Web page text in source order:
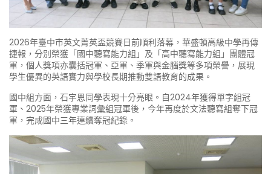
2026年臺中市英文菁英盃競賽日前順利落幕，華盛頓高級中學再傳
捷報，分別榮獲「國中聽寫能力組」及「高中聽寫能力組」團體冠
軍，個人獎項亦囊括冠軍、亞軍、季軍與金腦獎等多項榮譽，展現
學生優異的英語實力與學校長期推動雙語教育的成果。
國中組方面，石宇恩同學表現十分亮眼。自2024年獲得單字組冠
軍、2025年榮獲專業詞彙組冠軍後，今年再度於文法聽寫組奪下冠
軍，完成國中三年連續奪冠紀錄。